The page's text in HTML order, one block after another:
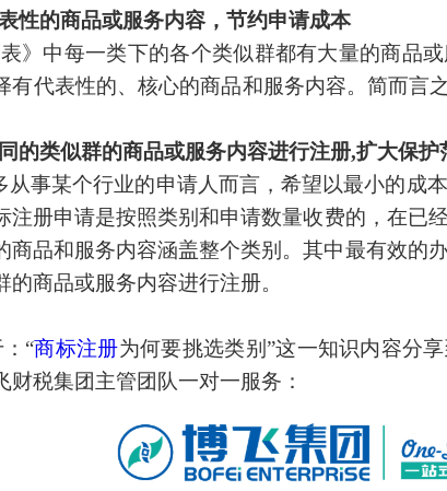
性的商品或服务内容，节约申请成本
》中每一类下的各个类似群都有大量的商品
有代表性的、核心的商品和服务内容。简而言
的类似群的商品或服务内容进行注册,扩大保护
事某个行业的申请人而言，希望以最小的成
注册申请是按照类别和申请数量收费的，在已
商品和服务内容涵盖整个类别。其中最有效的
的商品或服务内容进行注册。
“商标注册为何要挑选类别”这一知识内容分
财税集团主管团队一对一服务：